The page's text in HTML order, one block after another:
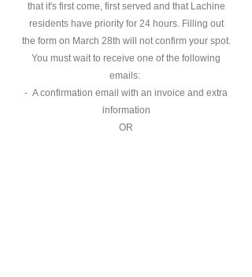
that it's first come, first served and that Lachine
residents have priority for 24 hours. Filling out
the form on March 28th will not confirm your spot.
You must wait to receive one of the following
emails:
- A confirmation email with an invoice and extra
information
OR